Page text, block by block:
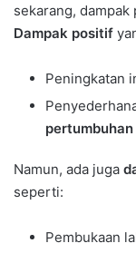
sekarang,
Dampak positif
Peningkatan
Namun, ada juga
seperti:
Pembukaan